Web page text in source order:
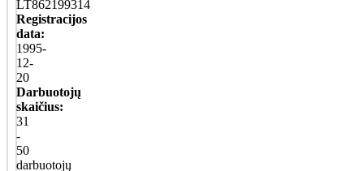
LT862199314
Registracijos
data:
1995-
12-
20
Darbuotojų
skaičius:
31
-
50
darbuotojų